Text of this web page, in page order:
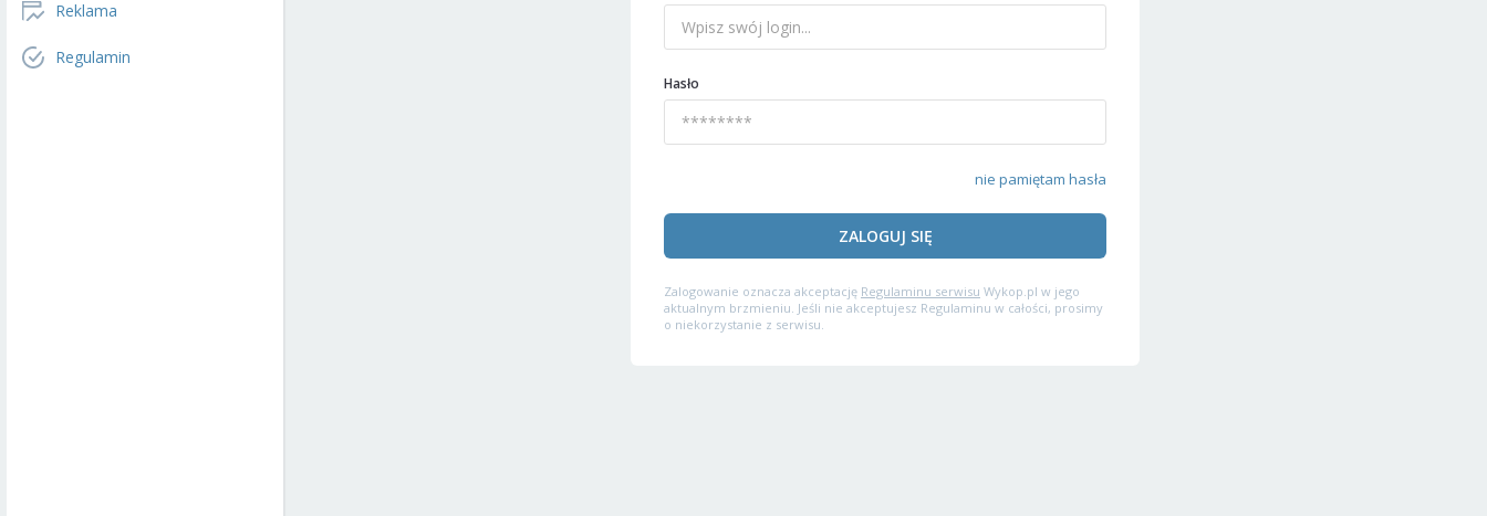
Reklama
Regulamin
Hasło
nie pamiętam hasła
ZALOGUJ SIĘ
Zalogowanie oznacza akceptację Regulaminu serwisu Wykop.pl w jego
aktualnym brzmieniu. Jeśli nie akceptujesz Regulaminu w całości, prosimy
o niekorzystanie z serwisu.